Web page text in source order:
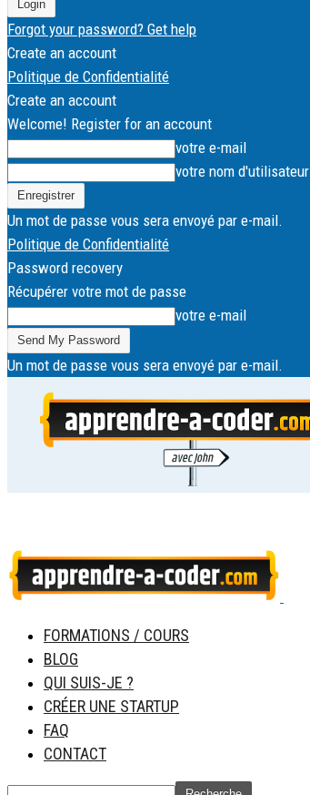
Forgot your password? Get help
Create an account
Politique de Confidentialité
Create an account
Welcome! Register for an account
votre e-mail
votre nom d'utilisateur
Un mot de passe vous sera envoyé par e-mail.
Politique de Confidentialité
Password recovery
Récupérer votre mot de passe
votre e-mail
Un mot de passe vous sera envoyé par e-mail.
FORMATIONS / COURS
BLOG
QUI SUIS-JE ?
CRÉER UNE STARTUP
FAQ
CONTACT